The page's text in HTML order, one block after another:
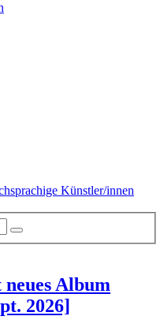
Künstler/innen
Album
2026]